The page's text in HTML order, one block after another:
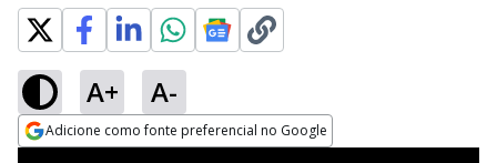
A+ A-
Adicione como fonte preferencial no Google